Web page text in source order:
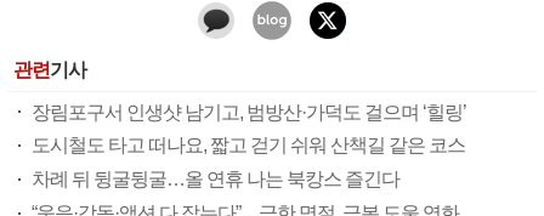
관련기사
장림포구서 인생샷 남기고, 범방산·가덕도 걸으며 ‘힐링’
도시철도 타고 떠나요, 짧고 걷기 쉬워 산책길 같은 코스
차례 뒤 뒹굴뒹굴…올 연휴 나는 북캉스 즐긴다